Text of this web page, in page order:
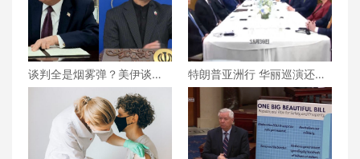
谈判全是烟雾弹？美伊谈判
还能继续下去吗？真相究竟
特朗普亚洲行 华丽巡演还是
战略博弈？